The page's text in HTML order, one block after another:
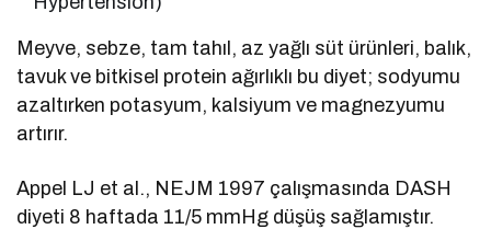
Meyve, sebze, tam tahıl, az yağlı süt ürünleri, balık,
tavuk ve bitkisel protein ağırlıklı bu diyet; sodyumu
azaltırken potasyum, kalsiyum ve magnezyumu
artırır.
Appel LJ et al., NEJM 1997 çalışmasında DASH
diyeti 8 haftada 11/5 mmHg düşüş sağlamıştır.